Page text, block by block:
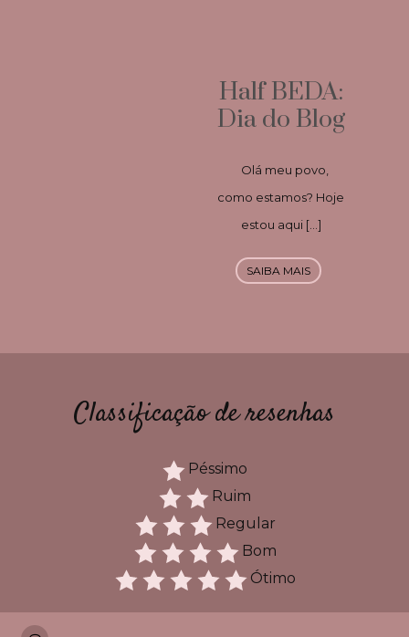
Half BEDA:
Dia do Blog
Olá meu povo,
como estamos? Hoje
estou aqui […]
SAIBA MAIS
Classificação de resenhas
Péssimo
Ruim
Regular
Bom
Ótimo